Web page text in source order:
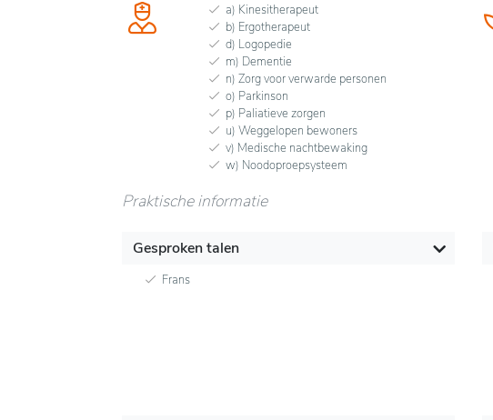
a) Kinesitherapeut
b) Ergotherapeut
d) Logopedie
m) Dementie
n) Zorg voor verwarde personen
o) Parkinson
p) Paliatieve zorgen
u) Weggelopen bewoners
v) Medische nachtbewaking
w) Noodoproepsysteem
Praktische informatie
Gesproken talen
Frans